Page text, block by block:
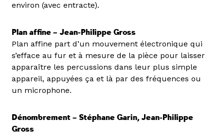
environ (avec entracte).
Plan affine – Jean-Philippe Gross
Plan affine part d’un mouvement électronique qui
s’efface au fur et à mesure de la pièce pour laisser
apparaître les percussions dans leur plus simple
appareil, appuyées ça et là par des fréquences ou
un microphone.
Dénombrement – Stéphane Garin, Jean-Philippe
Gross